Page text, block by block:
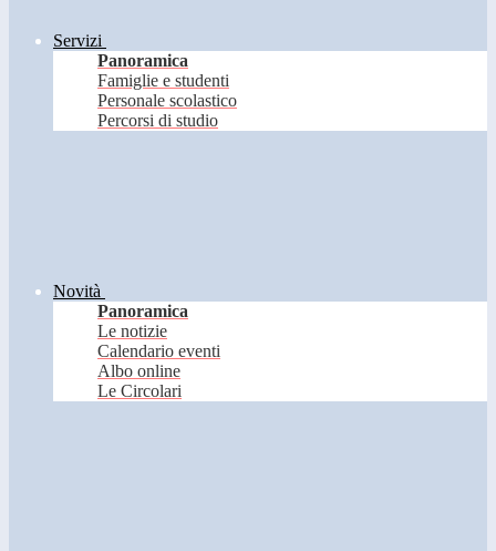
Servizi
Panoramica
Famiglie e studenti
Personale scolastico
Percorsi di studio
Novità
Panoramica
Le notizie
Calendario eventi
Albo online
Le Circolari